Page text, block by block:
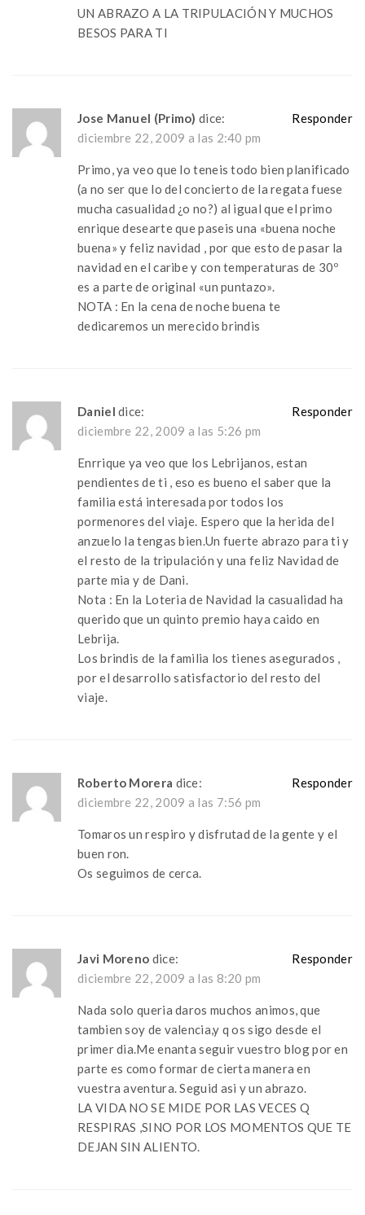
UN ABRAZO A LA TRIPULACIÓN Y MUCHOS
BESOS PARA TI
Jose Manuel (Primo) dice:
diciembre 22, 2009 a las 2:40 pm
Primo, ya veo que lo teneis todo bien planificado
(a no ser que lo del concierto de la regata fuese
mucha casualidad ¿o no?) al igual que el primo
enrique desearte que paseis una «buena noche
buena» y feliz navidad , por que esto de pasar la
navidad en el caribe y con temperaturas de 30º
es a parte de original «un puntazo».
NOTA : En la cena de noche buena te
dedicaremos un merecido brindis
Responder
Daniel dice:
diciembre 22, 2009 a las 5:26 pm
Enrrique ya veo que los Lebrijanos, estan
pendientes de ti , eso es bueno el saber que la
familia está interesada por todos los
pormenores del viaje. Espero que la herida del
anzuelo la tengas bien.Un fuerte abrazo para ti y
el resto de la tripulación y una feliz Navidad de
parte mia y de Dani.
Nota : En la Loteria de Navidad la casualidad ha
querido que un quinto premio haya caido en
Lebrija.
Los brindis de la familia los tienes asegurados ,
por el desarrollo satisfactorio del resto del
viaje.
Responder
Roberto Morera dice:
diciembre 22, 2009 a las 7:56 pm
Tomaros un respiro y disfrutad de la gente y el
buen ron.
Os seguimos de cerca.
Responder
Javi Moreno dice:
diciembre 22, 2009 a las 8:20 pm
Nada solo queria daros muchos animos, que
tambien soy de valencia,y q os sigo desde el
primer dia.Me enanta seguir vuestro blog por en
parte es como formar de cierta manera en
vuestra aventura. Seguid asi y un abrazo.
LA VIDA NO SE MIDE POR LAS VECES Q
RESPIRAS ,SINO POR LOS MOMENTOS QUE TE
DEJAN SIN ALIENTO.
Responder